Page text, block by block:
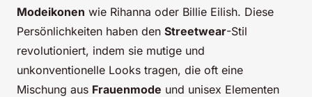
Modeikonen wie Rihanna oder Billie Eilish. Diese
Persönlichkeiten haben den Streetwear-Stil
revolutioniert, indem sie mutige und
unkonventionelle Looks tragen, die oft eine
Mischung aus Frauenmode und unisex Elementen